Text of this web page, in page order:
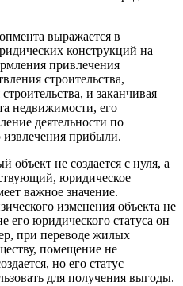
выражается в
конструкций на
привлечения
строительства,
и заканчивая
недвижимости, его
деятельности по
извлечения прибыли.
объект не создается с нуля, а
юридическое
важное значение.
изменения объекта не
его юридического статуса он
при переводе жилых
помещение не
но его статус
для получения выгоды.